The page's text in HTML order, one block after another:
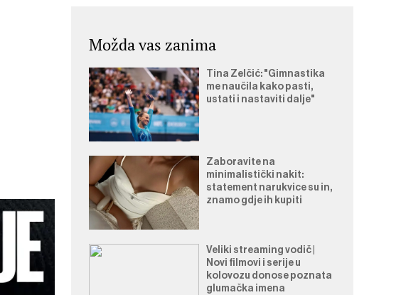
Možda vas zanima
Tina Zelčić: "Gimnastika
me naučila kako pasti,
ustati i nastaviti dalje"
Zaboravite na
minimalistički nakit:
statement narukvice su in,
znamo gdje ih kupiti
Veliki streaming vodič |
Novi filmovi i serije u
kolovozu donose poznata
glumačka imena